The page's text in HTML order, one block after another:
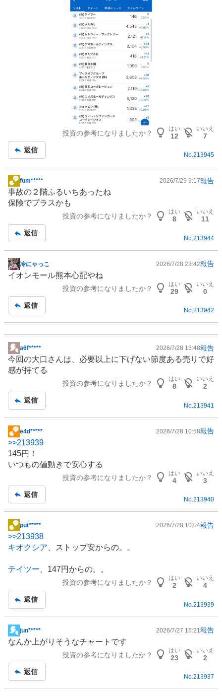
投資の参考になりましたか？
はい
12
いいえ
7
返信
No.213945
掲
示
板
fum***** 2026/7/29 9:17報告
事故の２階ふるいちあったね
保険でプラスかも
投資の参考になりましたか？
はい
8
いいえ
11
返信
No. 213944
掲
示
事
冷にゃっこ 2026/7/28 23:42報告
イオンモール熊本心配やね
投資の参考になりましたか？
はい
29
いいえ
0
返信
No.213942
掲
示
板
a6f***** 2026/7/28 13:48報告
今回の大口さんは、必要以上に下げない節度ある売りで好
感が持てる
投資の参考になりましたか？
はい
8
いいえ
2
返信
No. 213941
掲
示
板
記
e4d***** 2026/7/28 10:58報告
>>213939
145円！
いつもの値動きで安心する
投資の参考になりましたか？
はい
4
いいえ
3
返信
No.213940
掲
示
板
事
put***** 2026/7/28 10:04報告
>>213938
キオクシア 、ストップ安からの。。
テイツー 、147円からの。。
投資の参考になりましたか？
はい
2
いいえ
4
返信
No. 213939
掲
示
事
jun***** 2026/7/27 15:21 報告
なんか上がりそうなチャートです
投資の参考になりましたか？
はい
23
いいえ
2
返信
No.213937